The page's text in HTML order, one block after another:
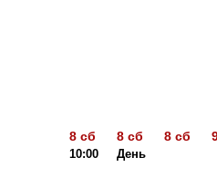
8 сб
10:00
8 сб
День
8 сб